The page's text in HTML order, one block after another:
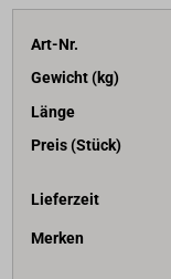
Art-Nr.
Gewicht (kg)
Länge
Preis (Stück)
Lieferzeit
Merken